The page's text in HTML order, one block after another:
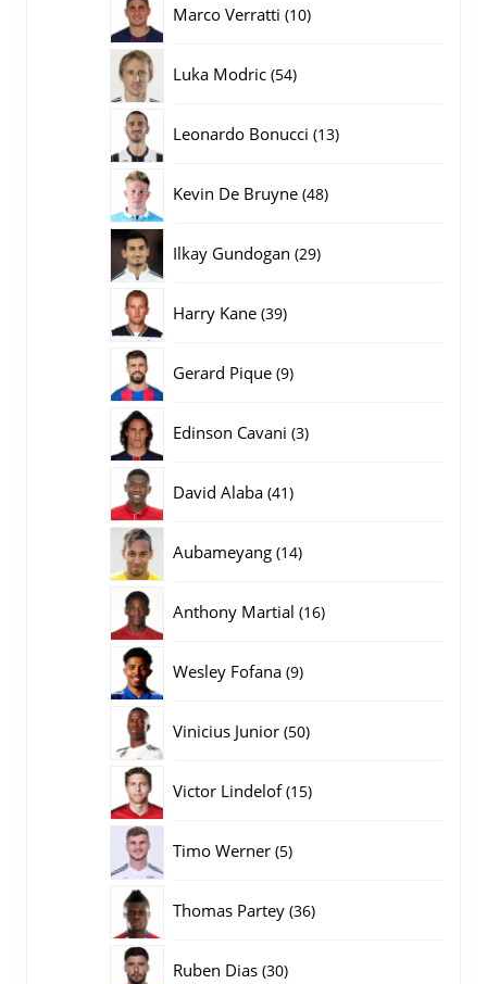
Marco Verratti 1010
Luka Modric 5454
Leonardo Bonucci 1313
Kevin De Bruyne 4848
Ilkay Gundogan 2929
Harry Kane 3939
Gerard Pique 99
Edinson Cavani 33
David Alaba 4141
Aubameyang 1414
Anthony Martial 1616
Wesley Fofana 99
Vinicius Junior 5050
Victor Lindelof 1515
Timo Werner 55
Thomas Partey 3636
Ruben Dias 3030